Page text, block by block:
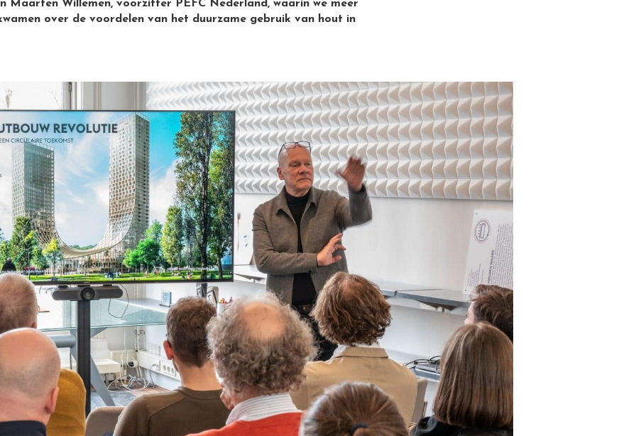
Maarten Willemen, voorzitter PEFC Nederland, waarin we meer
over de voordelen van het duurzame gebruik van hout in